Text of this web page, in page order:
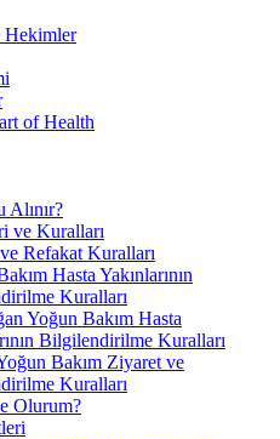
Hekimler
of Health
Alınır?
ve Kuralları
Refakat Kuralları
Hasta Yakınlarının
Kuralları
Yoğun Bakım Hasta
Bilgilendirilme Kuralları
Bakım Ziyaret ve
Kuralları
Olurum?